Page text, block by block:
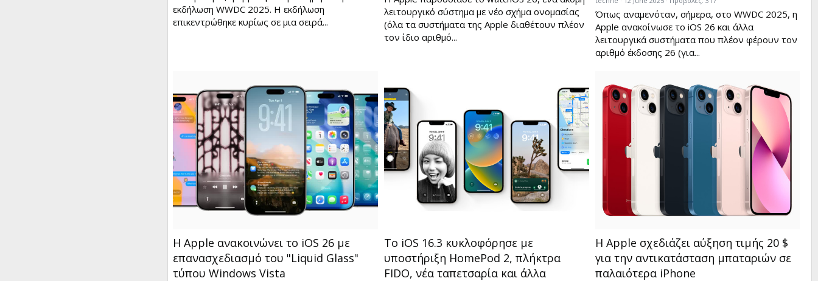
εκδήλωση WWDC 2025. Η εκδήλωση
επικεντρώθηκε κυρίως σε μια σειρά...
λειτουργικό σύστημα με νέο σχήμα ονομασίας
(όλα τα συστήματα της Apple διαθέτουν πλέον
τον ίδιο αριθμό...
Όπως αναμενόταν, σήμερα, στο WWDC 2025, η
Apple ανακοίνωσε το iOS 26 και άλλα
λειτουργικά συστήματα που πλέον φέρουν τον
αριθμό έκδοσης 26 (για...
Η Apple ανακοινώνει το iOS 26 με
επανασχεδιασμό του "Liquid Glass"
τύπου Windows Vista
Το iOS 16.3 κυκλοφόρησε με
υποστήριξη HomePod 2, πλήκτρα
FIDO, νέα ταπετσαρία και άλλα
Η Apple σχεδιάζει αύξηση τιμής 20 $
για την αντικατάσταση μπαταριών σε
παλαιότερα iPhone